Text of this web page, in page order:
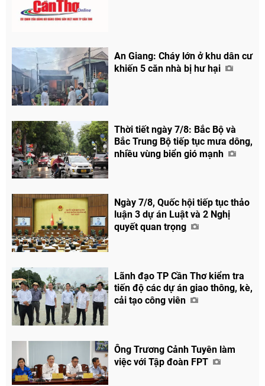
Facebook
An Giang: Cháy lớn ở khu dân cư
khiến 5 căn nhà bị hư hại
Thời tiết ngày 7/8: Bắc Bộ và
Bắc Trung Bộ tiếp tục mưa dông,
nhiều vùng biển gió mạnh
Ngày 7/8, Quốc hội tiếp tục thảo
luận 3 dự án Luật và 2 Nghị
quyết quan trọng
Lãnh đạo TP Cần Thơ kiểm tra
tiến độ các dự án giao thông, kè,
cải tạo công viên
Ông Trương Cảnh Tuyên làm
việc với Tập đoàn FPT